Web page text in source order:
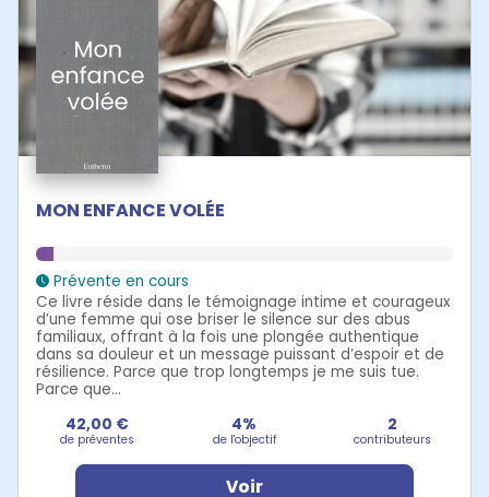
MON ENFANCE VOLÉE
Prévente en cours
Ce livre réside dans le témoignage intime et courageux
d’une femme qui ose briser le silence sur des abus
familiaux, offrant à la fois une plongée authentique
dans sa douleur et un message puissant d’espoir et de
résilience. Parce que trop longtemps je me suis tue.
Parce que...
42,00 €
de préventes
4%
de l'objectif
2
contributeurs
Voir